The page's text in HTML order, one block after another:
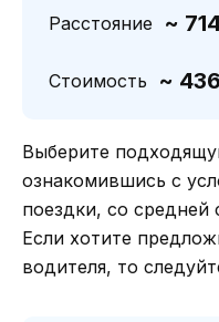
Расстояние ~
Стоимость ~
Выберите
ознакомившись с
поездки, со средней
Если хотите
водителя, то